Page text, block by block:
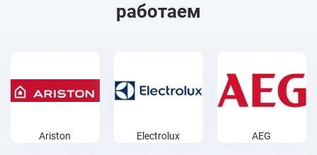
работаем
Ariston Electrolux AEG